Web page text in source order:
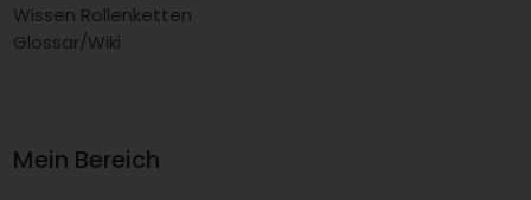
Wissen Rollenketten
Glossar/Wiki
Mein Bereich